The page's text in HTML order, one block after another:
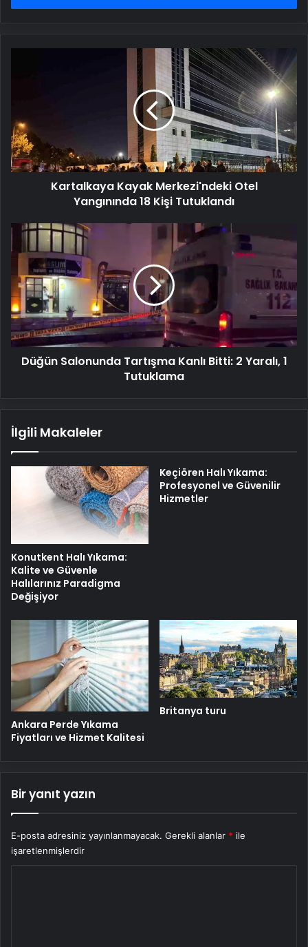
18
Kişi
Tutuklandı
Kartalkaya Kayak Merkezi'ndeki Otel
Yangınında 18 Kişi Tutuklandı
Düğün
Salonunda
Tartışma
Kanlı
Bitti:
2
Yaralı,
1
Tutuklama
Düğün Salonunda Tartışma Kanlı Bitti: 2 Yaralı, 1
Tutuklama
İlgili Makaleler
Konutkent Halı Yıkama:
Kalite ve Güvenle
Halılarınız Paradigma
Değişiyor
Keçiören Halı Yıkama:
Profesyonel ve Güvenilir
Hizmetler
Ankara Perde Yıkama
Fiyatları ve Hizmet Kalitesi
Britanya turu
Bir yanıt yazın
E-posta adresiniz yayınlanmayacak. Gerekli alanlar * ile
işaretlenmişlerdir